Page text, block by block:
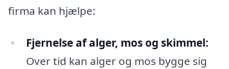
firma kan hjælpe:
Fjernelse af alger, mos og skimmel:
Over tid kan alger og mos bygge sig